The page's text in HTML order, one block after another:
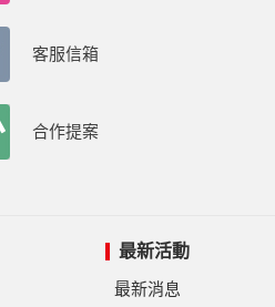
客服信箱
合作提案
最新活動
最新消息